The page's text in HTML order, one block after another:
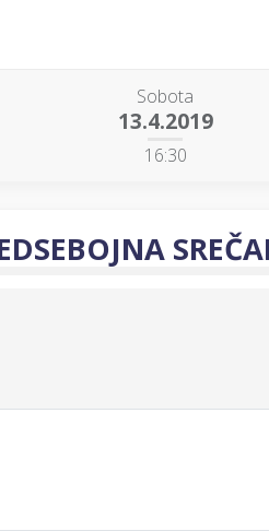
Sobota
13.4.2019
16:30